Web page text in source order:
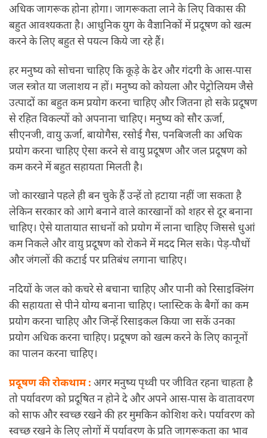
अधिक जागरूक होना होगा। जागरूकता लाने के लिए विकास की
बहुत आवश्यकता है। आधुनिक युग के वैज्ञानिकों में प्रदूषण को खत्म
करने के लिए बहुत से पयत्न किये जा रहे हैं।
हर मनुष्य को सोचना चाहिए कि कूड़े के ढेर और गंदगी के आस-पास
जल स्त्रोत या जलाशय न हों। मनुष्य को कोयला और पेट्रोलियम जैसे
उत्पादों का बहुत कम प्रयोग करना चाहिए और जितना हो सके प्रदूषण
से रहित विकल्पों को अपनाना चाहिए। मनुष्य को सौर ऊर्जा,
सीएनजी, वायु ऊर्जा, बायोगैस, रसोई गैस, पनबिजली का अधिक
प्रयोग करना चाहिए ऐसा करने से वायु प्रदूषण और जल प्रदूषण को
कम करने में बहुत सहायता मिलती है।
जो कारखाने पहले ही बन चुके हैं उन्हें तो हटाया नहीं जा सकता है
लेकिन सरकार को आगे बनाने वाले कारखानों को शहर से दूर बनाना
चाहिए। ऐसे यातायात साधनों को प्रयोग में लाना चाहिए जिससे धुआं
कम निकले और वायु प्रदूषण को रोकने में मदद मिल सके। पेड़-पौधों
और जंगलों की कटाई पर प्रतिबंध लगाना चाहिए।
नदियों के जल को कचरे से बचाना चाहिए और पानी को रिसाइक्लिंग
की सहायता से पीने योग्य बनाना चाहिए। प्लास्टिक के बैगों का कम
प्रयोग करना चाहिए और जिन्हें रिसाइकल किया जा सकें उनका
प्रयोग अधिक करना चाहिए। प्रदूषण को खत्म करने के लिए कानूनों
का पालन करना चाहिए।
प्रदूषण की रोकथाम : अगर मनुष्य पृथ्वी पर जीवित रहना चाहता है
तो पर्यावरण को प्रदूषित न होने दे और अपने आस-पास के वातावरण
को साफ और स्वच्छ रखने की हर मुमकिन कोशिश करे। पर्यावरण को
स्वच्छ रखने के लिए लोगों में पर्यावरण के प्रति जागरूकता का भाव